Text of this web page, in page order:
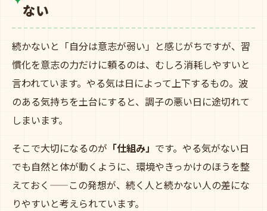
ない
続かないと「自分は意志が弱い」と感じがちですが、習
慣化を意志の力だけに頼るのは、むしろ消耗しやすいと
言われています。やる気は日によって上下するもの。波
のある気持ちを土台にすると、調子の悪い日に途切れて
しまいます。
そこで大切になるのが 「仕組み」 です。やる気がない日
でも自然と体が動くように、環境やきっかけのほうを整
えておく——この発想が、続く人と続かない人の差にな
りやすいと考えられています。